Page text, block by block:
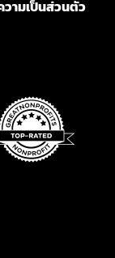
วามเป็นส่วนตัว